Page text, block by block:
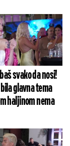
svako da nosi!
glavna tema
haljinom nema